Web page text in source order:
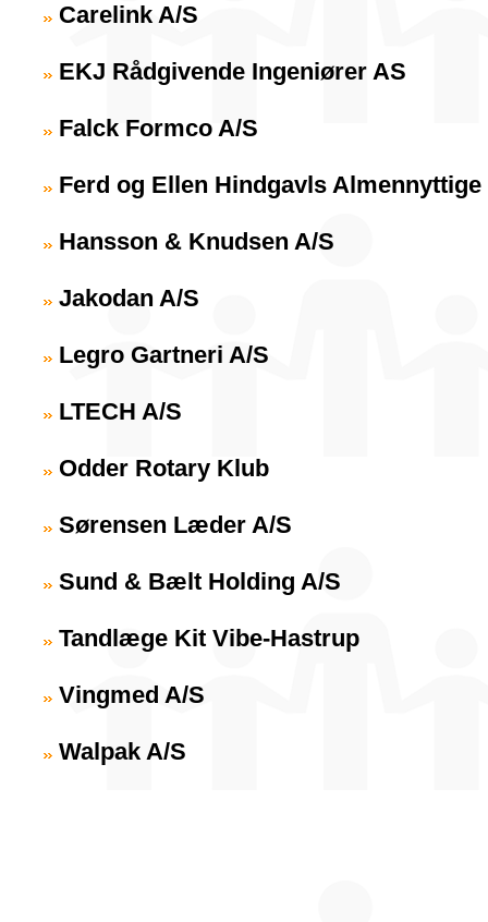
Carelink A/S
EKJ Rådgivende Ingeniører AS
Falck Formco A/S
Ferd og Ellen Hindgavls Almennyttige
Hansson & Knudsen A/S
Jakodan A/S
Legro Gartneri A/S
LTECH A/S
Odder Rotary Klub
Sørensen Læder A/S
Sund & Bælt Holding A/S
Tandlæge Kit Vibe-Hastrup
Vingmed A/S
Walpak A/S